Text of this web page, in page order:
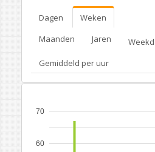
Dagen
Weken
Maanden
Jaren
Gemiddeld per uur
60
70